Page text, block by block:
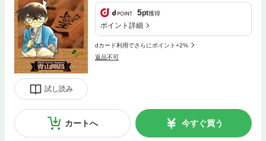
試し読み
5pt獲得
ポイント詳細
dカード利用でさらにポイント+2%
返品不可
カートへ 今すぐ買う